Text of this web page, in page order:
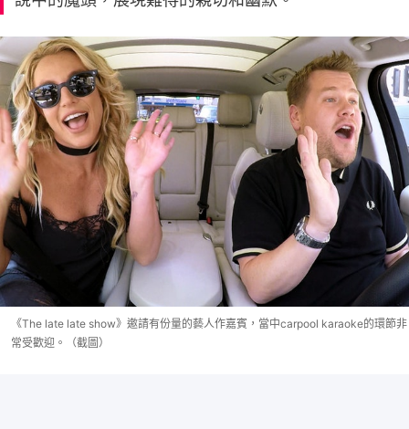
《The late late show》邀請有份量的藝人作嘉賓，當中carpool karaoke的環節非
常受歡迎。（截圖）